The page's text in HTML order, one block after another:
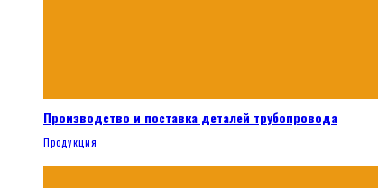
Производство и поставка деталей трубопровода
Продукция